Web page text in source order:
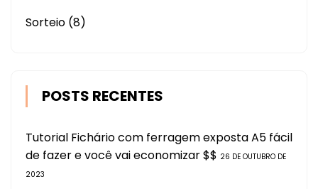
Sorteio (8)
POSTS RECENTES
Tutorial Fichário com ferragem exposta A5 fácil
de fazer e você vai economizar $$ 26 DE OUTUBRO DE
2023